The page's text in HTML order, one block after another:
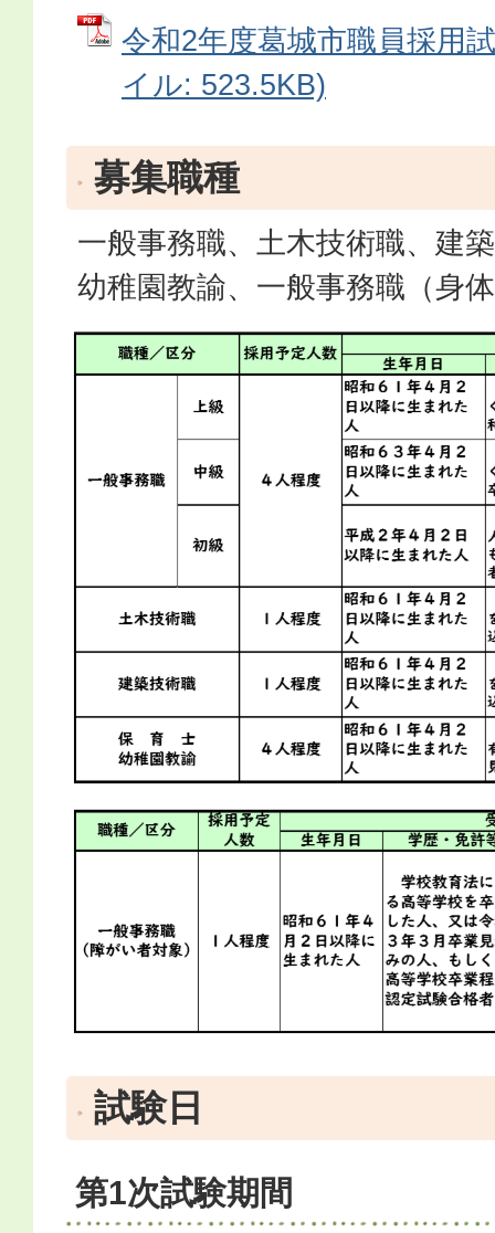
令和2年度葛城市職員採用
イル: 523.5KB)
募集職種
一般事務職、土木技術職、建
幼稚園教諭、一般事務職（身
試験日
第1次試験期間